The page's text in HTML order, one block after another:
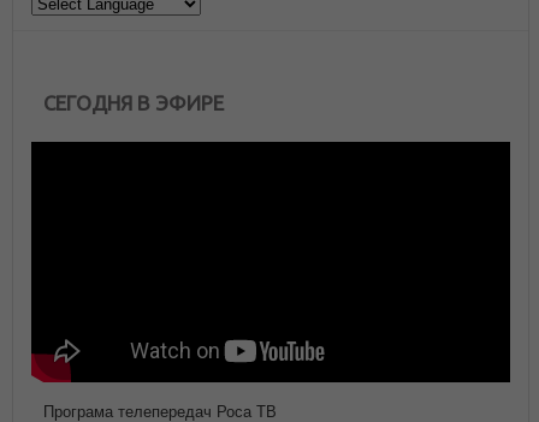
СЕГОДНЯ В ЭФИРЕ
Програма телепередач Роса ТВ